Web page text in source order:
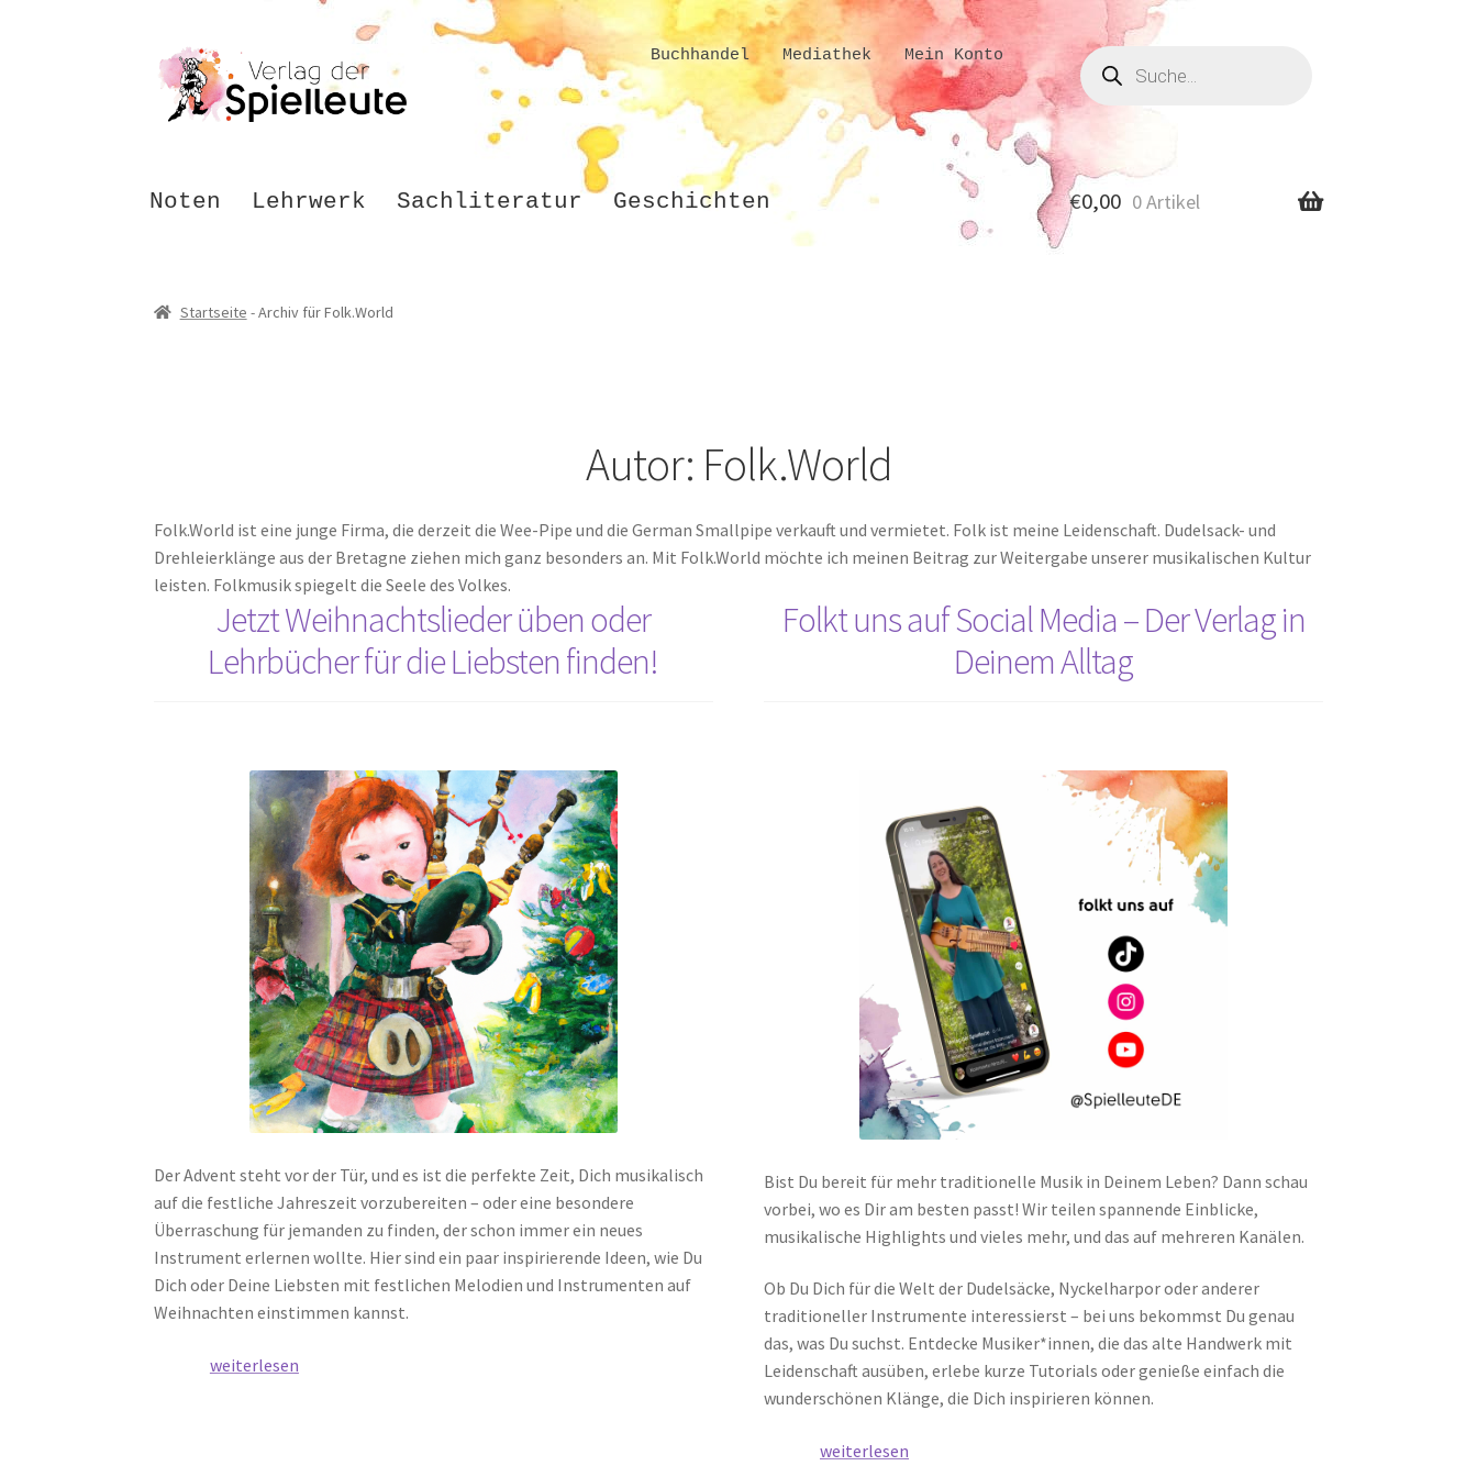
Zur
Navigation
springen
Zum
Inhalt
springen
Buchhandel Mediathek Mein Konto Produkte
suchen
Noten Lehrwerk Sachliteratur Geschichten €0,00 0 Artikel
Startseite -Archiv für Folk.World
Autor: Folk.World
Folk.World ist eine junge Firma, die derzeit die Wee-Pipe und die German Smallpipe verkauft und vermietet. Folk ist meine Leidenschaft. Dudelsack- und
Drehleierklänge aus der Bretagne ziehen mich ganz besonders an. Mit Folk.World möchte ich meinen Beitrag zur Weitergabe unserer musikalischen Kultur
leisten. Folkmusik spiegelt die Seele des Volkes.
Jetzt Weihnachtslieder üben oder
Lehrbücher für die Liebsten finden!
Der Advent steht vor der Tür, und es ist die perfekte Zeit, Dich musikalisch
auf die festliche Jahreszeit vorzubereiten – oder eine besondere
Überraschung für jemanden zu finden, der schon immer ein neues
Instrument erlernen wollte. Hier sind ein paar inspirierende Ideen, wie Du
Dich oder Deine Liebsten mit festlichen Melodien und Instrumenten auf
Weihnachten einstimmen kannst.
Jetzt
weiterlesen
Folkt uns auf Social Media – Der Verlag in
Deinem Alltag
Bist Du bereit für mehr traditionelle Musik in Deinem Leben? Dann schau
vorbei, wo es Dir am besten passt! Wir teilen spannende Einblicke,
musikalische Highlights und vieles mehr, und das auf mehreren Kanälen.
Ob Du Dich für die Welt der Dudelsäcke, Nyckelharpor oder anderer
traditioneller Instrumente interessierst – bei uns bekommst Du genau
das, was Du suchst. Entdecke Musiker*innen, die das alte Handwerk mit
Leidenschaft ausüben, erlebe kurze Tutorials oder genieße einfach die
wunderschönen Klänge, die Dich inspirieren können.
Folkt
weiterlesen